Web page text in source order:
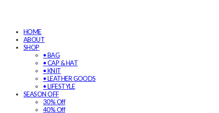
HOME
ABOUT
SHOP
• BAG
• CAP & HAT
• KNIT
• LEATHER GOODS
• LIFESTYLE
SEASON OFF
30% Off
40% Off